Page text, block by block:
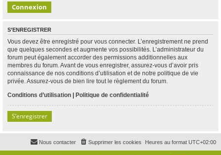
S’ENREGISTRER
Vous devez être enregistré pour vous connecter. L’enregistrement ne prend
que quelques secondes et augmente vos possibilités. L’administrateur du
forum peut également accorder des permissions additionnelles aux
membres du forum. Avant de vous enregistrer, assurez-vous d’avoir pris
connaissance de nos conditions d’utilisation et de notre politique de vie
privée. Assurez-vous de bien lire tout le règlement du forum.
Conditions d’utilisation | Politique de confidentialité
S’enregistrer
Heures au format UTC+02:00
Supprimer les cookies
Nous contacter